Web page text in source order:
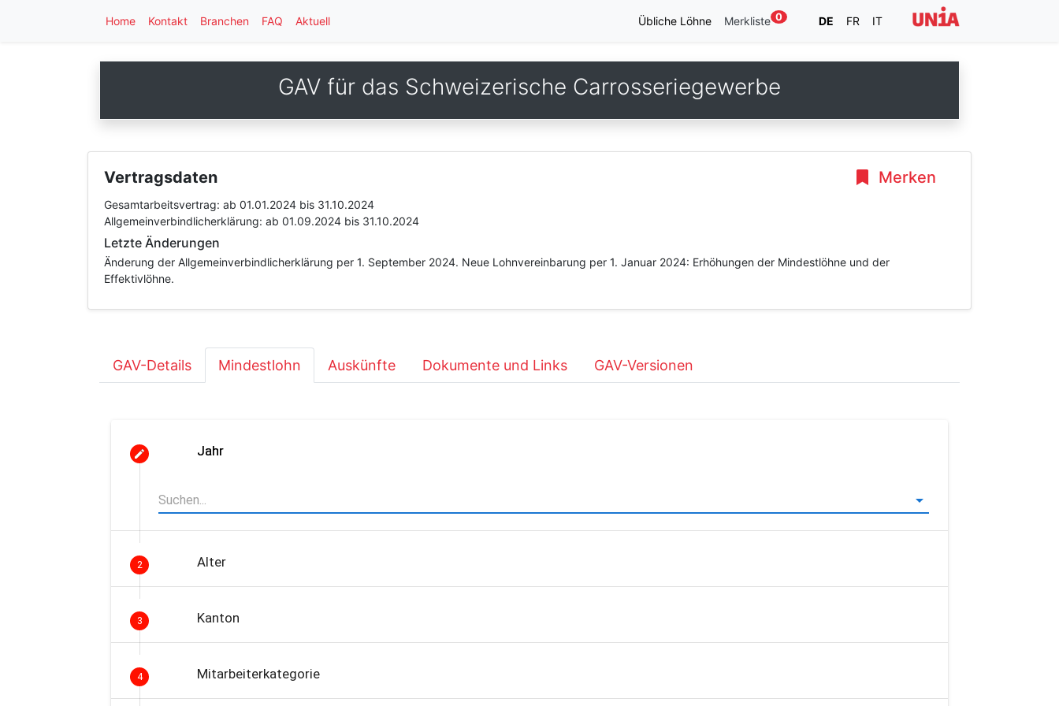
Home Kontakt Branchen FAQ Aktuell Übliche Löhne Merkliste 0 DE FR IT
GAV für das Schweizerische Carrosseriegewerbe
Merken
Vertragsdaten
Gesamtarbeitsvertrag: ab 01.01.2024 bis 31.10.2024
Allgemeinverbindlicherklärung: ab 01.09.2024 bis 31.10.2024
Letzte Änderungen
Änderung der Allgemeinverbindlicherklärung per 1. September 2024. Neue Lohnvereinbarung per 1. Januar 2024: Erhöhungen der Mindestlöhne und der
Effektivlöhne.
GAV-Details Mindestlohn Auskünfte Dokumente und Links GAV-Versionen
Jahr
2 Alter
3 Kanton
4 Mitarbeiterkategorie